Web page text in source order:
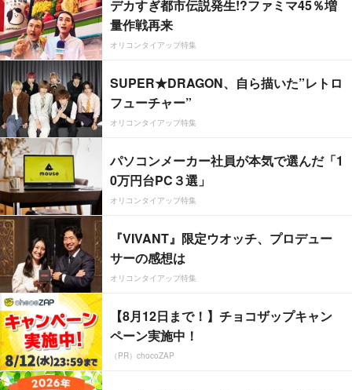
デカすぎ都市伝説発生!?ファミマ45％増
量作戦再来
オリコンタイアップ特集
SUPER★DRAGON、自ら描いた”レトロ
フューチャー”
オリコンタイアップ特集
パソコンメーカー社員が本気で選んだ「1
0万円台PC３選」
オリコンタイアップ特集
『VIVANT』限定ウオッチ、プロデュー
サーの感想は
オリコンタイアップ特集
【8月12日まで！】チョコザップキャン
ペーン実施中！
（PR）chocoZAP